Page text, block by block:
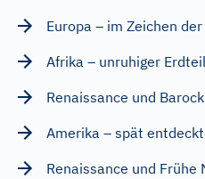
Europa – im Zeichen
Afrika – unruhiger
Renaissance und
Amerika – spät
Renaissance und Frühe